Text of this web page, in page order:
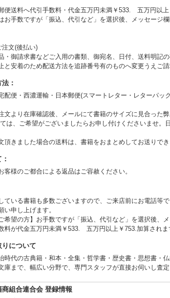
便送料へ代引手数料・代金五万円未満￥533. 五万円以上
手数ですが「振込、代引など」を選択後、メッセージ
文(後払い)
御請求書などご入用の書類、御宛名、日付、送料明記
安着のため配送方法を追跡番号有のものへ変更うえご
：
配便・西濃運輸・日本郵便(スマートレター・レターパッ
文より在庫確認後、メールにて書籍のサイズに見合った
は、ご希望がございましたらお申し付けくださいませ
頂きました場合の送料は、書籍をおまとめしてお送りで
客様のご都合による返品はご容赦ください。
ている書籍も多数ございますので、ご来店前にお電話等
い申し上げます。
希望の方】お手数ですが「振込、代引など」を選択後
料が代金五万円未満￥533. 五万円以上￥753.加算されま
について
時代の古典籍・和本・全集・哲学書・歴史書・思想書・
庫まで、幅広い分野で、専門スタッフが直接お伺いし査
組合連合会 登録情報